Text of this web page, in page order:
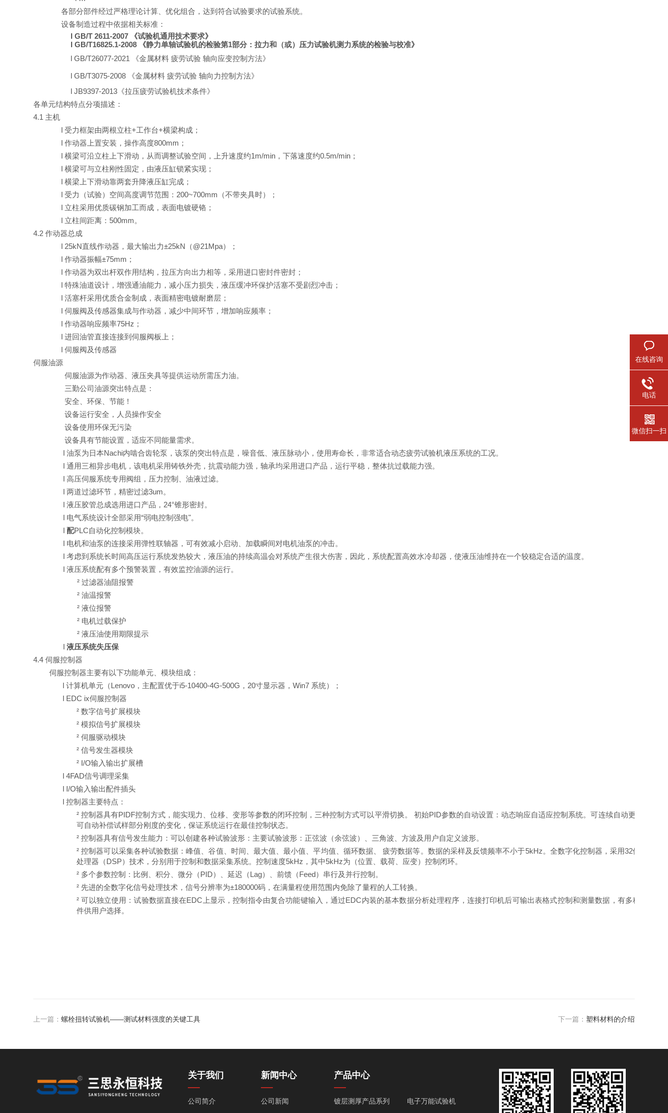
各部分部件经过严格理论计算、优化组合，达到符合试验要求的试验系统。
设备制造过程中依据相关标准：
lGB/T 2611-2007
《试验机通用技术要求》
lGB/T16825.1-2008 《静力单轴试验机的检验第1部分：拉力和（或）压力试验机测力系统的检验与校准》
lGB/T26077-2021 《金属材料 疲劳试验 轴向应变控制方法》
lGB/T3075-2008 《金属材料 疲劳试验 轴向力控制方法》
lJB9397-2013 《拉压疲劳试验机技术条件》
各单元结构特点分项描述：
4.1 主机
l 受力框架由两根立柱+工作台+横梁构成；
l作动器上置安装，操作高度800mm；
l横梁可沿立柱上下滑动，从而调整试验空间，上升速度约1m/min，下落速度约0.5m/min；
l横梁可与立柱刚性固定，由液压缸锁紧实现；
l横梁上下滑动靠两套升降液压缸完成；
l 受力（试验）空间高度调节范围： 200~700mm （不带夹具时）；
l 立柱采用优质碳钢加工而成，表面电镀硬铬；
l 立柱间距离： 500mm。
4.2 作动器总成
l 25kN直线作动器，最大输出力±25kN （@21Mpa）；
l作动器振幅±75mm ；
l作动器为双出杆双作用结构，拉压方向出力相等，采用进口密封件密封；
l特殊油道设计，增强通油能力，减小压力损失，液压缓冲环保护活塞不受剧烈冲击；
l活塞杆采用优质合金制成，表面精密电镀耐磨层；
l伺服阀及传感器集成与作动器，减少中间环节，增加响应频率；
l作动器响应频率75Hz ；
l进回油管直接连接到伺服阀板上；
l伺服阀及传感器
伺服油源
伺服油源为作动器、液压夹具等提供运动所需压力油。
三勤公司油源突出特点是：
安全、环保、节能！
设备运行安全，人员操作安全
设备使用环保无污染
设备具有节能设置，适应不同能量需求。
l油泵为日本Nachi内啮合齿轮泵，该泵的突出特点是，噪音低、液压脉动小，使用寿命长，非常适合动态疲劳试验机液压系统的工况。
l通用三相异步电机，该电机采用铸铁外壳，抗震动能力强，轴承均采用进口产品，运行平稳，整体抗过载能力强。
l高压伺服系统专用阀组，压力控制、油液过滤。
l两道过滤环节，精密过滤3um。
l液压胶管总成选用进口产品， 24°锥形密封。
l 电气系统设计全部采用“弱电控制强电"。
l配PLC自动化控制模块。
l 电机和油泵的连接采用弹性联轴器，可有效减小启动、加载瞬间对电机油泵的冲击。
l考虑到系统长时间高压运行系统发热较大，液压油的持续高温会对系统产生很大伤害，因此，系统配置高效水冷却器，使液压油维持在一个较稳定合适的温度。
l液压系统配有多个预警装置，有效监控油源的运行。
²过滤器油阻报警
²油温报警
²液位报警
² 电机过载保护
²液压油使用期限提示
l液压系统失压保
4.4 伺服控制器
伺服控制器主要有以下功能单元、模块组成：
l计算机单元（Lenovo ，主配置优于i5-10400-4G-500G ， 20寸显示器，Win7 系统）；
l EDC ix伺服控制器
²数字信号扩展模块
²模拟信号扩展模块
²伺服驱动模块
²信号发生器模块
² I/O输入输出扩展槽
l4FAD信号调理采集
l I/O输入输出配件插头
l控制器主要特点：
²控制器具有PIDF控制方式，能实现力、位移、变形等参数的闭环控制，三种控制方式可以平滑切换。 初始PID参数的自动设置：动态响应自适应控制系统。可连续自动更新PID参
可自动补偿试样部分刚度的变化，保证系统运行在最佳控制状态。
²控制器具有信号发生能力：可以创建各种试验波形：主要试验波形：正弦波（余弦波）、三角波、方波及用户自定义波形。
²控制器可以采集各种试验数据：峰值、谷值、时间、最大值、最小值、平均值、循环数据、
疲劳数据等。数据的采样及反馈频率不小于5kHz。全数字化控制器，采用32位双数字
处理器（DSP）技术，分别用于控制和数据采集系统。控制速度5kHz，其中5kHz为（位置、载荷、应变）控制闭环。
² 多个参数控制：比例、积分、微分（PID）、延迟（Lag）、前馈（Feed）串行及并行控制。
² 先进的全数字化信号处理技术，信号分辨率为±180000码，在满量程使用范围内免除了量程的人工转换。
²可以独立使用：试验数据直接在EDC上显示，控制指令由复合功能键输入，通过EDC内装的基本数据分析处理程序，连接打印机后可输出表格式控制和测量数据，有多种内嵌应
件供用户选择。
上一篇：螺栓扭转试验机——测试材料强度的关键工具 下一篇： 塑料材料的介绍
关于我们
公司简介
新闻中心
公司新闻
产品中心
镀层测厚产品系列 电子万能试验机
在线咨询
电话
微信扫一扫